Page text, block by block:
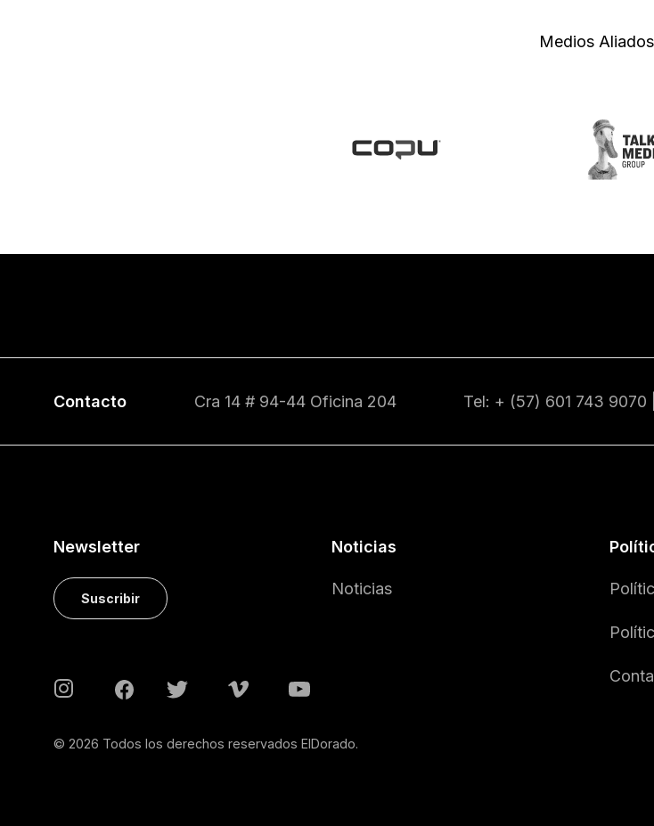
Medios
Contacto Cra 14 # 94-44 Oficina 204 Tel: + (57) 601 743 9070
Newsletter
Suscribir
Noticias
Noticias
© 2026 Todos los derechos reservados ElDorado.